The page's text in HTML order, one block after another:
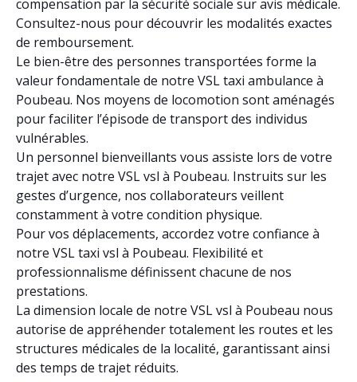
compensation par la sécurité sociale sur avis médicale.
Consultez-nous pour découvrir les modalités exactes
de remboursement.
Le bien-être des personnes transportées forme la
valeur fondamentale de notre VSL taxi ambulance à
Poubeau. Nos moyens de locomotion sont aménagés
pour faciliter l’épisode de transport des individus
vulnérables.
Un personnel bienveillants vous assiste lors de votre
trajet avec notre VSL vsl à Poubeau. Instruits sur les
gestes d’urgence, nos collaborateurs veillent
constamment à votre condition physique.
Pour vos déplacements, accordez votre confiance à
notre VSL taxi vsl à Poubeau. Flexibilité et
professionnalisme définissent chacune de nos
prestations.
La dimension locale de notre VSL vsl à Poubeau nous
autorise de appréhender totalement les routes et les
structures médicales de la localité, garantissant ainsi
des temps de trajet réduits.